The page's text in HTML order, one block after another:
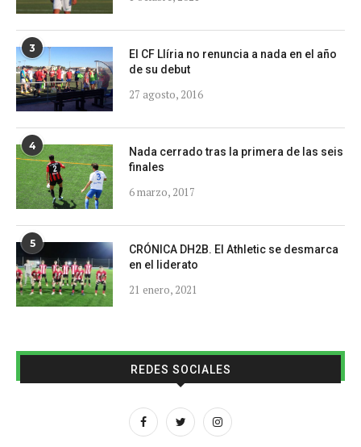
3
El CF Llíria no renuncia a nada en el año
de su debut
27 agosto, 2016
4
Nada cerrado tras la primera de las seis
finales
6 marzo, 2017
5
CRÓNICA DH2B. El Athletic se desmarca
en el liderato
21 enero, 2021
REDES SOCIALES